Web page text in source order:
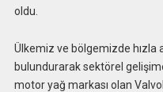
oldu.
Ülkemiz ve bölgemizde hızla
bulundurarak sektörel
motor yağ markası olan